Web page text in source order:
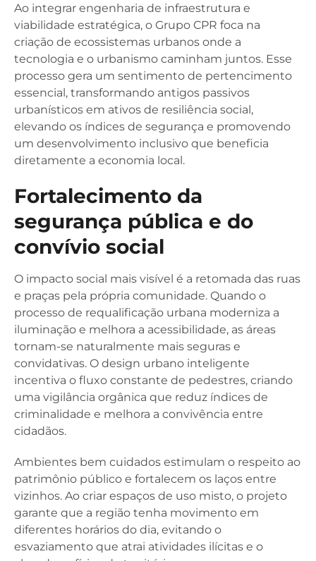
Ao integrar engenharia de infraestrutura e
viabilidade estratégica, o Grupo CPR foca na
criação de ecossistemas urbanos onde a
tecnologia e o urbanismo caminham juntos. Esse
processo gera um sentimento de pertencimento
essencial, transformando antigos passivos
urbanísticos em ativos de resiliência social,
elevando os índices de segurança e promovendo
um desenvolvimento inclusivo que beneficia
diretamente a economia local.
Fortalecimento da
segurança pública e do
convívio social
O impacto social mais visível é a retomada das ruas
e praças pela própria comunidade. Quando o
processo de requalificação urbana moderniza a
iluminação e melhora a acessibilidade, as áreas
tornam-se naturalmente mais seguras e
convidativas. O design urbano inteligente
incentiva o fluxo constante de pedestres, criando
uma vigilância orgânica que reduz índices de
criminalidade e melhora a convivência entre
cidadãos.
Ambientes bem cuidados estimulam o respeito ao
patrimônio público e fortalecem os laços entre
vizinhos. Ao criar espaços de uso misto, o projeto
garante que a região tenha movimento em
diferentes horários do dia, evitando o
esvaziamento que atrai atividades ilícitas e o